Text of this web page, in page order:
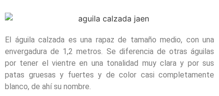
El águila calzada es una rapaz de tamaño medio, con una
envergadura de 1,2 metros. Se diferencia de otras águilas
por tener el vientre en una tonalidad muy clara y por sus
patas gruesas y fuertes y de color casi completamente
blanco, de ahí su nombre.